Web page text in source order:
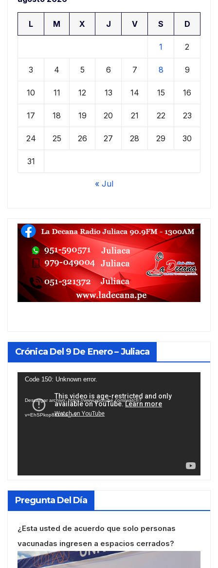
L M X J V S D
1 2
3 4 5 6 7 8 9
10 11 12 13 14 15 16
17 18 19 20 21 22 23
24 25 26 27 28 29 30
31
« Jul
Crónica Del 9 De Enero – Juliaca
Reproductor
vídeo
Code 150: Unknown error.
Descargar archivo: https://www.youtube.com/watch?
v=EhSPkop8KPY&_=1
Pregunta Del Día
¿Esta usted de acuerdo que solo personas
vacunadas ingresen a espacios cerrados?